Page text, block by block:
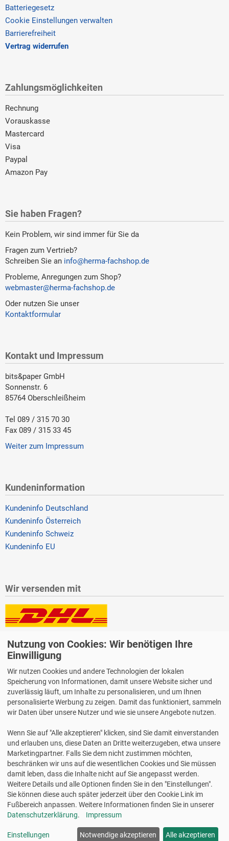
Batteriegesetz
Cookie Einstellungen verwalten
Barrierefreiheit
Vertrag widerrufen
Zahlungsmöglichkeiten
Rechnung
Vorauskasse
Mastercard
Visa
Paypal
Amazon Pay
Sie haben Fragen?
Kein Problem, wir sind immer für Sie da
Fragen zum Vertrieb?
Schreiben Sie an info@herma-fachshop.de
Probleme, Anregungen zum Shop?
webmaster@herma-fachshop.de
Oder nutzen Sie unser
Kontaktformular
Kontakt und Impressum
bits&paper GmbH
Sonnenstr. 6
85764 Oberschleißheim
Tel 089 / 315 70 30
Fax 089 / 315 33 45
Weiter zum Impressum
Kundeninformation
Kundeninfo Deutschland
Kundeninfo Österreich
Kundeninfo Schweiz
Kundeninfo EU
Wir versenden mit
Samstagszustellung
Bequeme Zahlung über Paypal
2 Jahre Gewährleistung
Alle Texte, Grafiken, Bilder und das Layout sind urheberrechtlich
geschützt und dürfen nicht ohne ausdrückliche, schriftliche
Erlaubnis weiterverwendet werden.
© 2026 bits&paper GmbH - HERMA Fachshop - HERMA 15463 -
Magic Sticker, Little Turtle, Wackelaugen
Nutzung von Cookies: Wir benötigen Ihre
Einwilligung
Wir nutzen Cookies und andere Technologien der lokalen
Speicherung von Informationen, damit unsere Website sicher und
zuverlässig läuft, um Inhalte zu personalisieren, und um Ihnen
personalisierte Werbung zu zeigen. Damit das funktioniert, sammeln
wir Daten über unsere Nutzer und wie sie unsere Angebote nutzen.
Wenn Sie auf "Alle akzeptieren" klicken, sind Sie damit einverstanden
und erlauben uns, diese Daten an Dritte weiterzugeben, etwa unsere
Marketingpartner. Falls Sie dem nicht zustimmen möchten,
beschränken wir uns auf die wesentlichen Cookies und Sie müssen
damit leben, dass die Inhalte nicht auf Sie angepasst werden.
Weitere Details und alle Optionen finden Sie in den "Einstellungen".
Sie können diese auch später jederzeit über den Cookie Link im
Fußbereich anpassen. Weitere Informationen finden Sie in unserer
Datenschutzerklärung. Impressum
Einstellungen Notwendige akzeptieren Alle akzeptieren